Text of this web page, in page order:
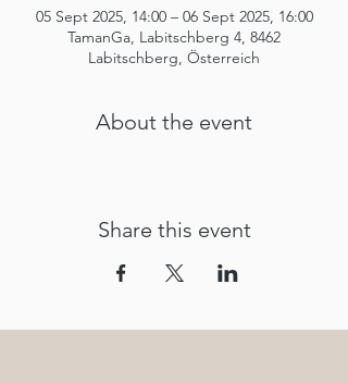
05 Sept 2025, 14:00 – 06 Sept 2025, 16:00
TamanGa, Labitschberg 4, 8462
Labitschberg, Österreich
About the event
Share this event